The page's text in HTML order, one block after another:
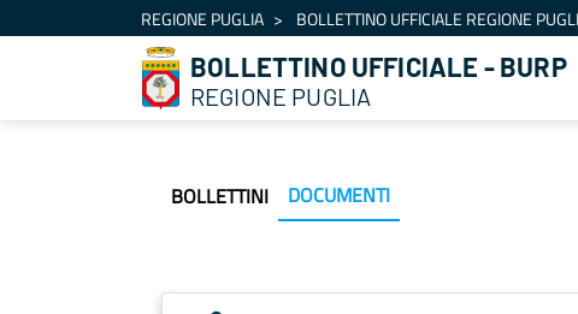
Skip to ContentREGIONE PUGLIA BOLLETTINO UFFICIALE REGIONE
BOLLETTINO UFFICIALE - BURP
REGIONE PUGLIA
BOLLETTINI DOCUMENTI